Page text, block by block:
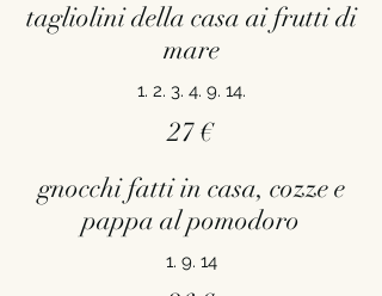
tagliolini della casa ai frutti di
mare
1. 2. 3. 4. 9. 14.
27 €
gnocchi fatti in casa, cozze e
pappa al pomodoro
1. 9. 14